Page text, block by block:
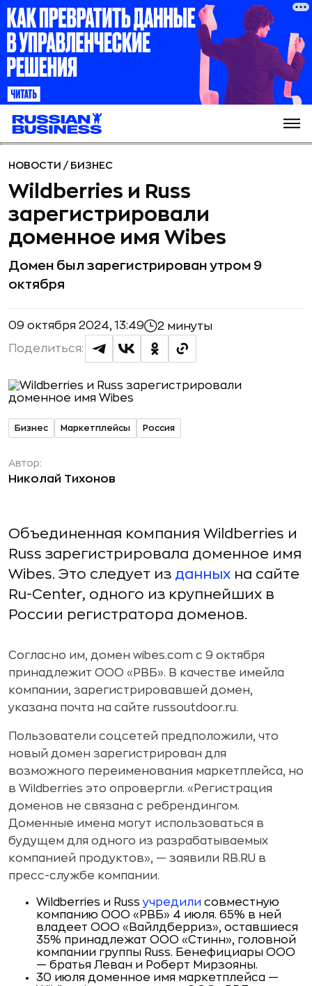
НОВОСТИ / БИЗНЕС
Wildberries и Russ
зарегистрировали
доменное имя Wibes
Домен был зарегистрирован утром 9
октября
09 октября 2024, 13:49 2 минуты
Поделиться:
Бизнес Маркетплейсы Россия
Автор:
Николай Тихонов
Объединенная компания Wildberries и
Russ зарегистрировала доменное имя
Wibes. Это следует из данных на сайте
Ru-Сenter, одного из крупнейших в
России регистратора доменов.
Согласно им, домен wibes.com с 9 октября
принадлежит ООО «РВБ». В качестве имейла
компании, зарегистрировавшей домен,
указана почта на сайте russoutdoor.ru.
Пользователи соцсетей предположили, что
новый домен зарегистрирован для
возможного переименования маркетплейса, но
в Wildberries это опровергли. «Регистрация
доменов не связана с ребрендингом.
Доменные имена могут использоваться в
будущем для одного из разрабатываемых
компанией продуктов», — заявили RB.RU в
пресс-службе компании.
Wildberries и Russучредили совместную
компанию ООО «РВБ» 4 июля. 65% в ней
владеет ООО «Вайлдберриз», оставшиеся
35% принадлежат ООО «Стинн», головной
компании группы Russ. Бенефициары ООО
— братья Леван и Роберт Мирзояны.
30 июля доменное имя маркетплейса —